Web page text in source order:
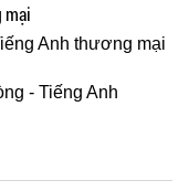
mại
Anh thương mại
- Tiếng Anh